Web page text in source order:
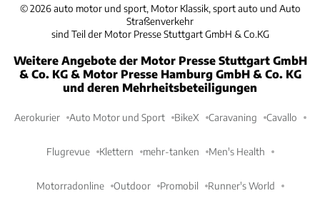
©2026 auto motor und sport, Motor Klassik, sport auto und Auto
Straßenverkehr
sind Teil der Motor Presse Stuttgart GmbH & Co.KG
Weitere Angebote der Motor Presse Stuttgart GmbH
& Co. KG & Motor Presse Hamburg GmbH & Co. KG
und deren Mehrheitsbeteiligungen
Aerokurier Auto Motor und Sport BikeX Caravaning Cavallo
Flugrevue Klettern mehr-tanken Men's Health
Motorradonline Outdoor Promobil Runner's World